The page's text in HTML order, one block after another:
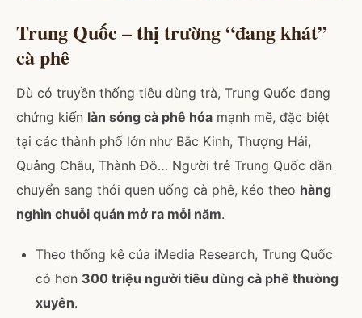
Trung Quốc – thị trường “đang khát”
cà phê
Dù có truyền thống tiêu dùng trà, Trung Quốc đang
chứng kiến làn sóng cà phê hóa mạnh mẽ, đặc biệt
tại các thành phố lớn như Bắc Kinh, Thượng Hải,
Quảng Châu, Thành Đô… Người trẻ Trung Quốc dần
chuyển sang thói quen uống cà phê, kéo theo hàng
nghìn chuỗi quán mở ra mỗi năm.
Theo thống kê của iMedia Research, Trung Quốc
có hơn 300 triệu người tiêu dùng cà phê thường
xuyên.